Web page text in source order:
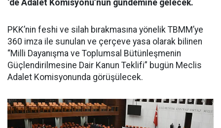
‘de Adalet Komisyonu’nun gündemine gelecek.
PKK’nin feshi ve silah bırakmasına yönelik TBMM’ye
360 imza ile sunulan ve çerçeve yasa olarak bilinen
“Milli Dayanışma ve Toplumsal Bütünleşmenin
Güçlendirilmesine Dair Kanun Teklifi” bugün Meclis
Adalet Komisyonunda görüşülecek.